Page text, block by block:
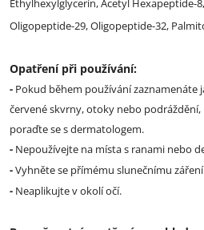
Ethylhexylglycerin, Acetyl Hexapeptide-
Oligopeptide-29, Oligopeptide-32,
Opatření při používání:
- Pokud během používání zaznamenáte
červené skvrny, otoky nebo
poraďte se s dermatologem.
- Nepoužívejte na místa s ranami nebo
-Vyhněte se přímému slunečnímu
- Neaplikujte v okolí očí.